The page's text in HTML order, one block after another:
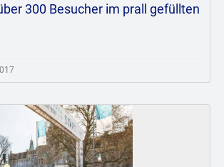
300 Besucher im prall gefüllten